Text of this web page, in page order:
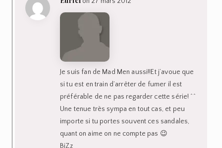
Je suis fan de Mad Men aussi!!Et j’avoue que
si tu est en train d’arrêter de fumer il est
préférable de ne pas regarder cette série! ^^
Une tenue très sympa en tout cas, et peu
importe si tu portes souvent ces sandales,
quant on aime on ne compte pas 😉
BiZz